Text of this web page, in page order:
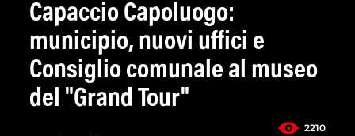
Capaccio Capoluogo:
municipio, nuovi uffici e
Consiglio comunale al museo
del "Grand Tour"
2210